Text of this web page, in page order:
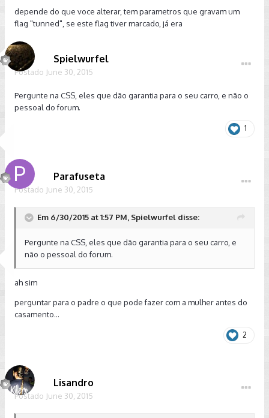
depende do que voce alterar, tem parametros que gravam um
flag "tunned", se este flag tiver marcado, já era
Spielwurfel
Postado June 30, 2015
Pergunte na CSS, eles que dão garantia para o seu carro, e não o
pessoal do forum.
1
Parafuseta
Postado June 30, 2015
Em 6/30/2015 at 1:57 PM, Spielwurfel disse:
Pergunte na CSS, eles que dão garantia para o seu carro, e
não o pessoal do forum.
ah sim
perguntar para o padre o que pode fazer com a mulher antes do
casamento...
2
Lisandro
Postado June 30, 2015